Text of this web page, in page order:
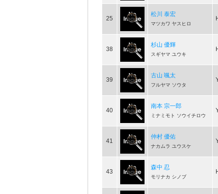
25
松川 泰宏
マツカワ ヤスヒロ
38
杉山 優輝
スギヤマ ユウキ
39
古山 颯太
フルヤマ ソウタ
40
南本 宗一郎
ミナミモト ソウイチロウ
41
仲村 優佑
ナカムラ ユウスケ
43
森中 忍
モリナカ シノブ